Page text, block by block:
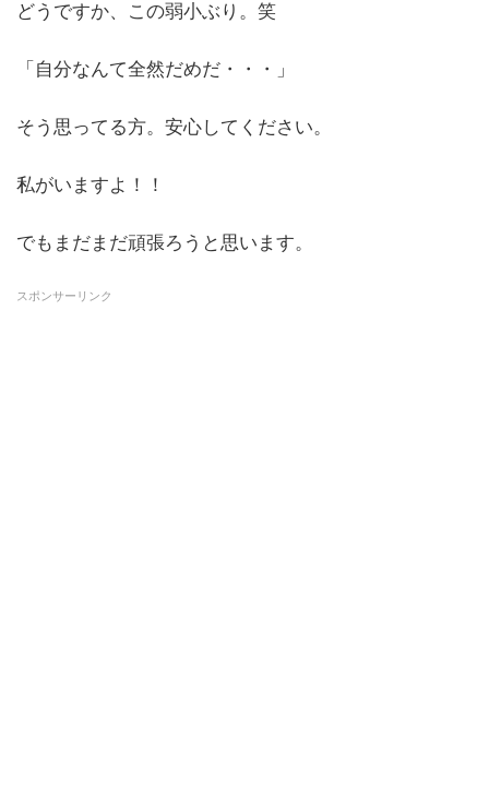
どうですか、この弱小ぶり。笑
「自分なんて全然だめだ・・・」
そう思ってる方。安心してください。
私がいますよ！！
でもまだまだ頑張ろうと思います。
スポンサーリンク